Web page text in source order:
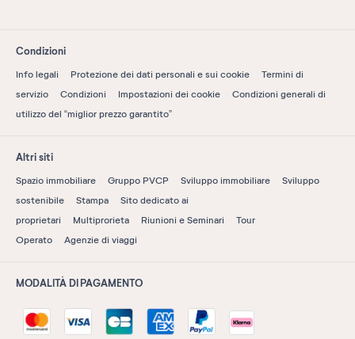
Condizioni
Info legali Protezione dei dati personali e sui cookie
Termini di
servizio
Condizioni Impostazioni dei cookie
Condizioni generali di
utilizzo del “miglior prezzo garantito”
Altri siti
Spazio immobiliare Gruppo PVCP Sviluppo immobiliare
Sviluppo
sostenibile
Stampa
Sito dedicato ai
proprietari
Multiprorieta Riunioni e Seminari
Tour
Operato
Agenzie di viaggi
MODALITÀ DI PAGAMENTO